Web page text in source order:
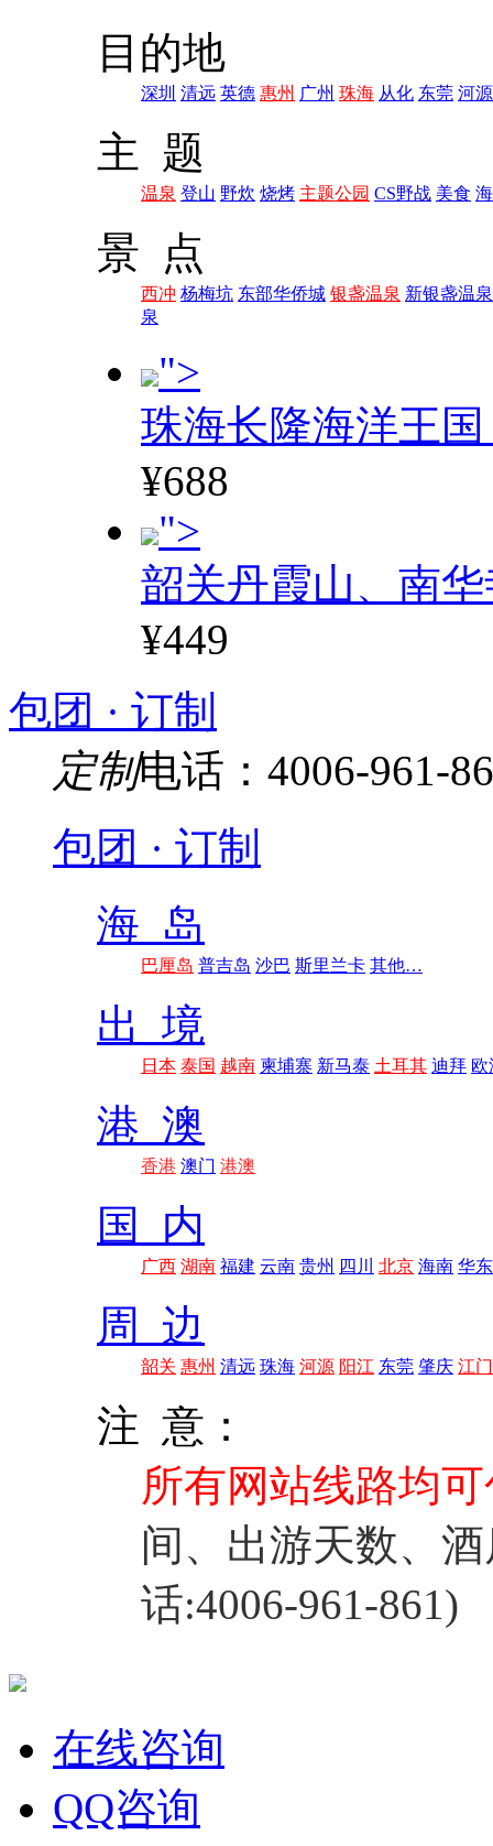
目的地
深圳 清远 英德 惠州 广州 珠海 从化 东莞 河源
主 题
温泉 登山 野炊 烧烤 主题公园 CS野战 美食
景 点
西冲 杨梅坑 东部华侨城 银盏温泉 新银盏温泉
泉
">
珠海长隆海洋王
¥688
">
韶关丹霞山、南
¥449
包团 · 订制
定制电话：4006-961-
包团 · 订制
海 岛
巴厘岛 普吉岛 沙巴 斯里兰卡 其他…
出 境
日本 泰国 越南 柬埔寨 新马泰 土耳其 迪拜 欧
港 澳
香港 澳门 港澳
国 内
广西 湖南 福建 云南 贵州 四川 北京 海南 华东
周 边
韶关 惠州 清远 珠海 河源 阳江 东莞 肇庆 江门
注 意：
所有网站线路均
间、出游天数、
话:4006-961-861)
在线咨询
QQ咨询